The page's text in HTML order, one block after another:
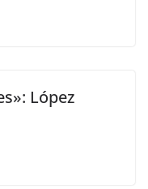
López